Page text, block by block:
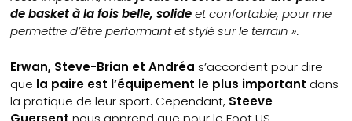
de basket à la fois belle, solideet confortable, pour me
permettre d’être performant et stylé sur le terrain ».
Erwan, Steve-Brian et Andréa s’accordent pour dire
que la paire est l’équipement le plus important dans
la pratique de leur sport. Cependant, Steeve